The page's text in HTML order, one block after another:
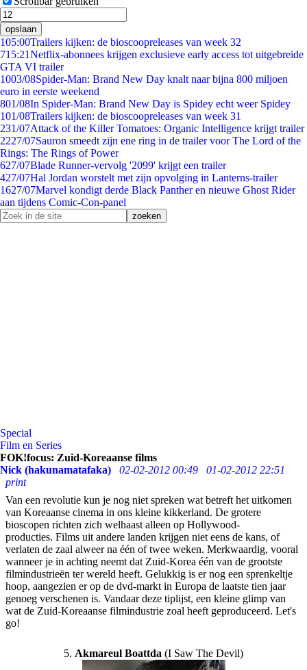
opslaan
105:00Trailers kijken: de bioscoopreleases van week 32
715:21Netflix-abonnees krijgen exclusieve early access tot uitgebreide
GTA VI trailer
1003/08Spider-Man: Brand New Day knalt naar bijna 800 miljoen
euro in eerste weekend
801/08In Spider-Man: Brand New Day is Spidey echt weer Spidey
101/08Trailers kijken: de bioscoopreleases van week 31
231/07Attack of the Killer Tomatoes: Organic Intelligence krijgt trailer
2227/07Sauron smeedt zijn ene ring in de trailer voor The Lord of the
Rings: The Rings of Power
627/07Blade Runner-vervolg '2099' krijgt een trailer
427/07Hal Jordan worstelt met zijn opvolging in Lanterns-trailer
1627/07Marvel kondigt derde Black Panther en nieuwe Ghost Rider
aan tijdens Comic-Con-panel
Special
Film en Series
FOK!focus: Zuid-Koreaanse films
Nick (hakunamatafaka)
02-02-2012 00:49
01-02-2012 22:51
print
Van een revolutie kun je nog niet spreken wat betreft het uitkomen
van Koreaanse cinema in ons kleine kikkerland. De grotere
bioscopen richten zich welhaast alleen op Hollywood-
producties. Films uit andere landen krijgen niet eens de kans, of
verlaten de zaal alweer na één of twee weken. Merkwaardig, vooral
wanneer je in achting neemt dat Zuid-Korea één van de grootste
filmindustrieën ter wereld heeft. Gelukkig is er nog een sprenkeltje
hoop, aangezien er op de dvd-markt in Europa de laatste tien jaar
genoeg verschenen is. Vandaar deze tiplijst, een kleine glimp van
wat de Zuid-Koreaanse filmindustrie zoal heeft geproduceerd. Let's
go!
5. Akmareul Boattda (I Saw The Devil)